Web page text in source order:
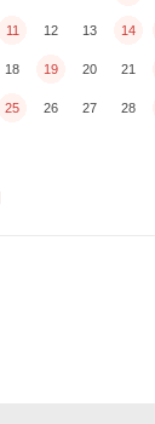
11 12 13 14
18 19 20 21
25 26 27 28